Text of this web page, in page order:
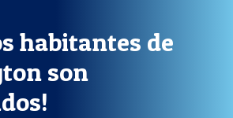
habitantes de
son